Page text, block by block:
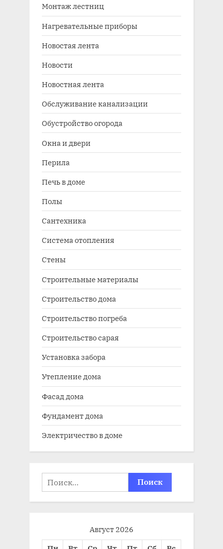
Монтаж лестниц
Нагревательные приборы
Новостая лента
Новости
Новостная лента
Обслуживание канализации
Обустройство огорода
Окна и двери
Перила
Печь в доме
Полы
Сантехника
Система отопления
Стены
Строительные материалы
Строительство дома
Строительство погреба
Строительство сарая
Установка забора
Утепление дома
Фасад дома
Фундамент дома
Электричество в доме
Найти:
Август 2026